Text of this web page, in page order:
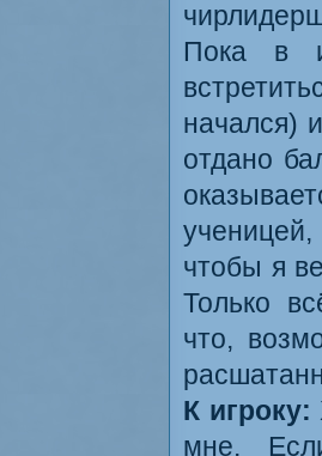
Пока в
начался)
отдано
чтобы я
Только
что,
К игроку:
мне.